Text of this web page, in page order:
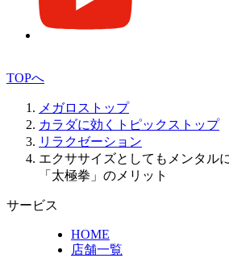
TOPへ
メガロストップ
カラダに効くトピックストップ
リラクゼーション
エクササイズとしてもメンタル
「太極拳」のメリット
サービス
HOME
店舗一覧